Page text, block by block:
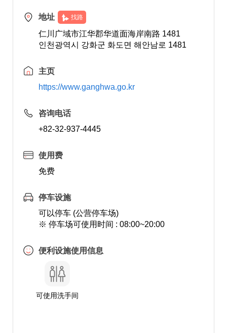
地址 找路
仁川广域市江华郡华道面海岸南路 1481
인천광역시 강화군 화도면 해안남로 1481
主页
https://www.ganghwa.go.kr
咨询电话
+82-32-937-4445
使用费
免费
停车设施
可以停车 (公营停车场)
※ 停车场可使用时间 : 08:00~20:00
便利设施使用信息
可使用洗手间